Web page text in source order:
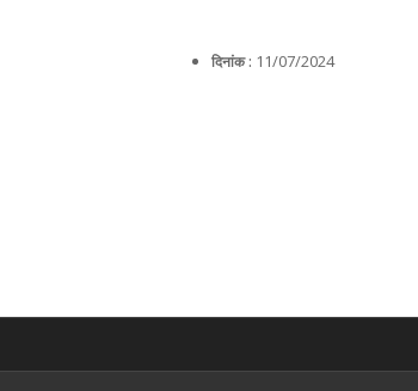
दिनांक : 11/07/2024